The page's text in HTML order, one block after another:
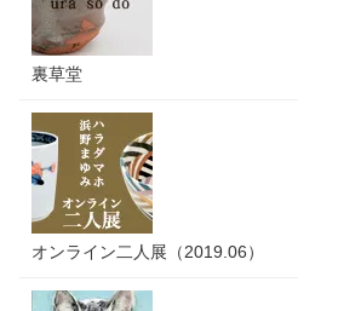
裏草堂
オンライン二人展（2019.06）